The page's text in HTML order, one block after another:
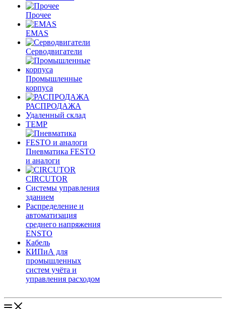
Прочее
EMAS
Cерводвигатели
Промышленные
корпуса
РАСПРОДАЖА
Удаленный склад
TEMP
Пневматика FESTO
и аналоги
CIRCUTOR
Системы управления
зданием
Распределение и
автоматизация
среднего напряжения
ENSTO
Кабель
КИПиА для
промышленных
систем учёта и
управления расходом